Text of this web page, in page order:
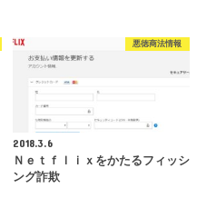
悪徳商法情報
2018.3.6
Ｎｅｔｆｌｉｘをかたるフィッシ
ング詐欺